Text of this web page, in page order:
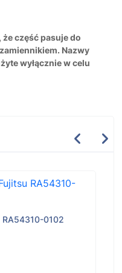
część pasuje do
Nazwy
wyłącznie w celu
RA54310-0102